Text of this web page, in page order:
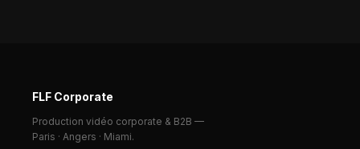
FLF Corporate
Production vidéo corporate & B2B —
Paris · Angers · Miami.